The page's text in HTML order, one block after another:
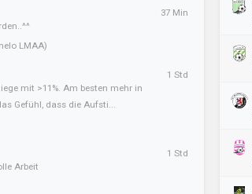
LMAA)
37 Min
mit >11%. Am besten mehr in
Gefühl, dass die Aufsti...
1 Std
Arbeit
1 Std